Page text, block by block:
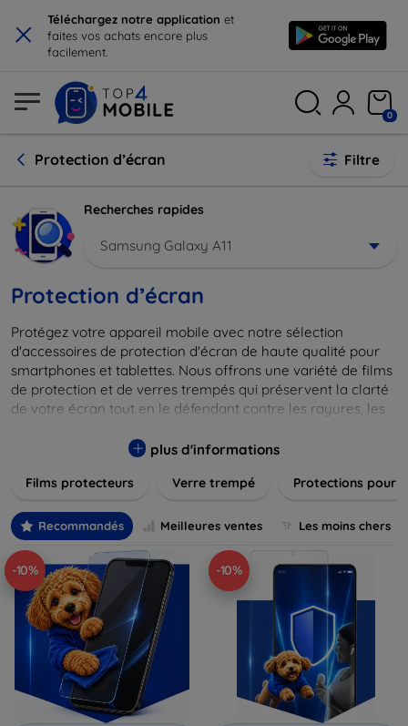
× Téléchargez notre application et
faites vos achats encore plus
facilement.
0
Protection d’écran Filtre
Recherches rapides
Samsung Galaxy A11
Protection d’écran
Protégez votre appareil mobile avec notre sélection
d'accessoires de protection d'écran de haute qualité pour
smartphones et tablettes. Nous offrons une variété de films
de protection et de verres trempés qui préservent la clarté
de votre écran tout en le défendant contre les rayures, les
s'adapter parfaitement à votre appareil, garantissant une
compromis sur la sensibilité tactile. Explorez notre gamme
besoins et assurez-vous que votre écran reste comme neuf,
longtemps.
plus d'informations
Films protecteurs Verre trempé Protections pour
Recommandés Meilleures ventes Les moins chers
-10% -10%